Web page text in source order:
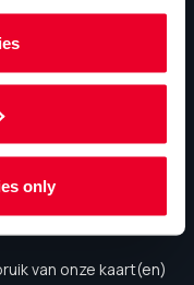
only
van onze kaart(en)